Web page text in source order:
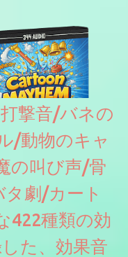
打撃音/バネの
/動物のキャ
の叫び声/骨
劇/カート
422種類の効
た、効果音